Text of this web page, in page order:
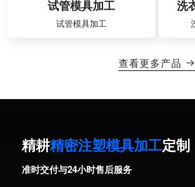
试管模具加工
试管模具加工
洗
查看更多产品 
精耕精密注塑模具加工定制
准时交付与24小时售后服务